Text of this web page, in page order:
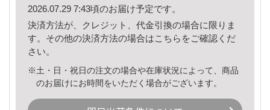
2026.07.29 7:43頃のお届け予定です。
決済方法が、クレジット、代金引換の場合に限りま
す。その他の決済方法の場合はこちら をご確認くだ
さい。
※土・日・祝日の注文の場合や在庫状況によって、商品
のお届けにお時間をいただく場合がございます。